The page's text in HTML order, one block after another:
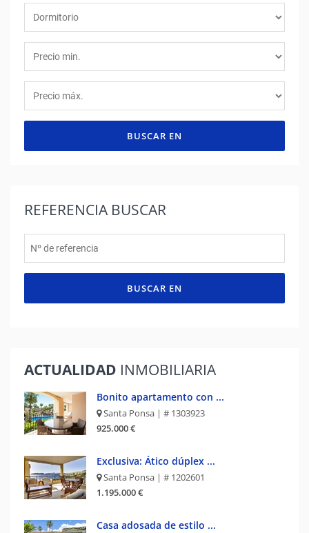
BUSCAR EN
REFERENCIA BUSCAR
BUSCAR EN
ACTUALIDAD INMOBILIARIA
Bonito apartamento con ...
Santa Ponsa | # 1303923
925.000 €
Exclusiva: Ático dúplex ...
Santa Ponsa | # 1202601
1.195.000 €
Casa adosada de estilo ...